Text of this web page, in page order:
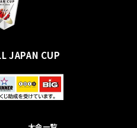
JAPAN CUP